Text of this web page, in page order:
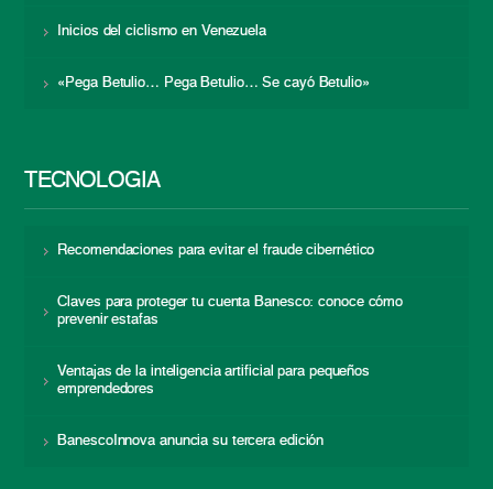
Inicios del ciclismo en Venezuela
«Pega Betulio… Pega Betulio… Se cayó Betulio»
TECNOLOGÍA
Recomendaciones para evitar el fraude cibernético
Claves para proteger tu cuenta Banesco: conoce cómo
prevenir estafas
Ventajas de la inteligencia artificial para pequeños
emprendedores
BanescoInnova anuncia su tercera edición